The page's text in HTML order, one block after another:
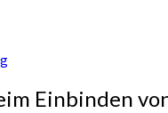
Einbinden